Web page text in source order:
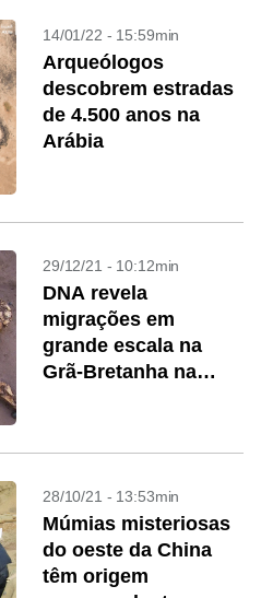
14/01/22 - 15:59min
Arqueólogos
descobrem estradas
de 4.500 anos na
Arábia
29/12/21 - 10:12min
DNA revela
migrações em
grande escala na
Grã-Bretanha na
28/10/21 - 13:53min
Múmias misteriosas
do oeste da China
têm origem